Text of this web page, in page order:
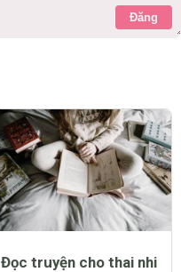
Đăng
Đọc truyện cho thai nhi